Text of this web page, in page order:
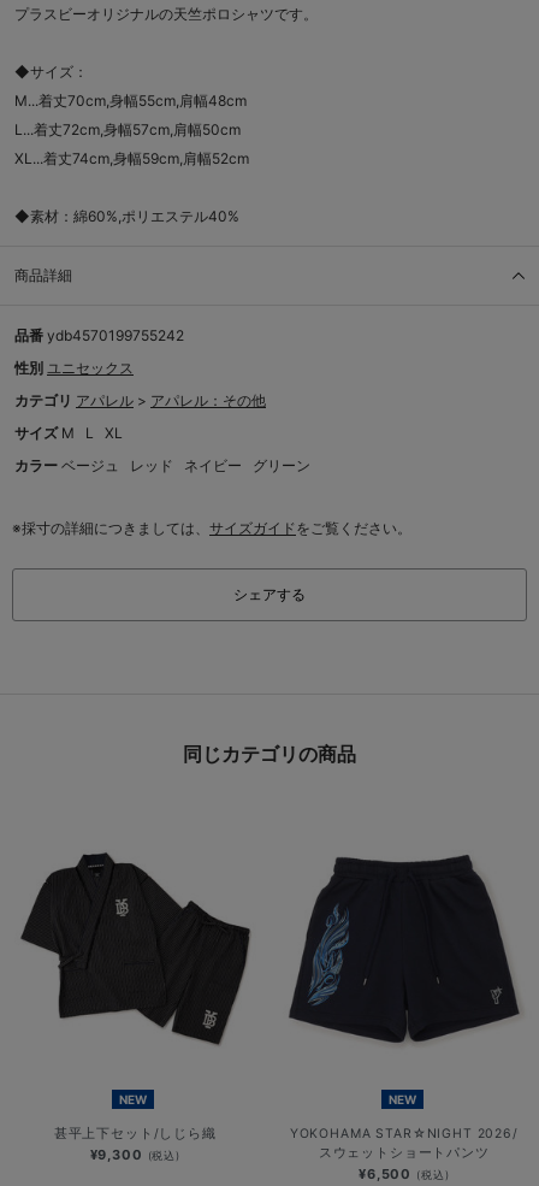
プラスビーオリジナルの天竺ポロシャツです。
◆サイズ：
M...着丈70cm,身幅55cm,肩幅48cm
L...着丈72cm,身幅57cm,肩幅50cm
XL...着丈74cm,身幅59cm,肩幅52cm
◆素材：綿60%,ポリエステル40%
商品詳細
品番 ydb4570199755242
性別 ユニセックス
カテゴリ アパレル > アパレル：その他
サイズ M L
XL
カラー ベージュ レッド ネイビー グリーン
※採寸の詳細につきましては、 サイズガイドをご覧ください。
シェアする
同じカテゴリの商品
NEW
甚平上下セット/しじら織
¥9,300 (税込)
NEW
YOKOHAMA STAR☆NIGHT 2026/
スウェットショートパンツ
¥6,500 (税込)